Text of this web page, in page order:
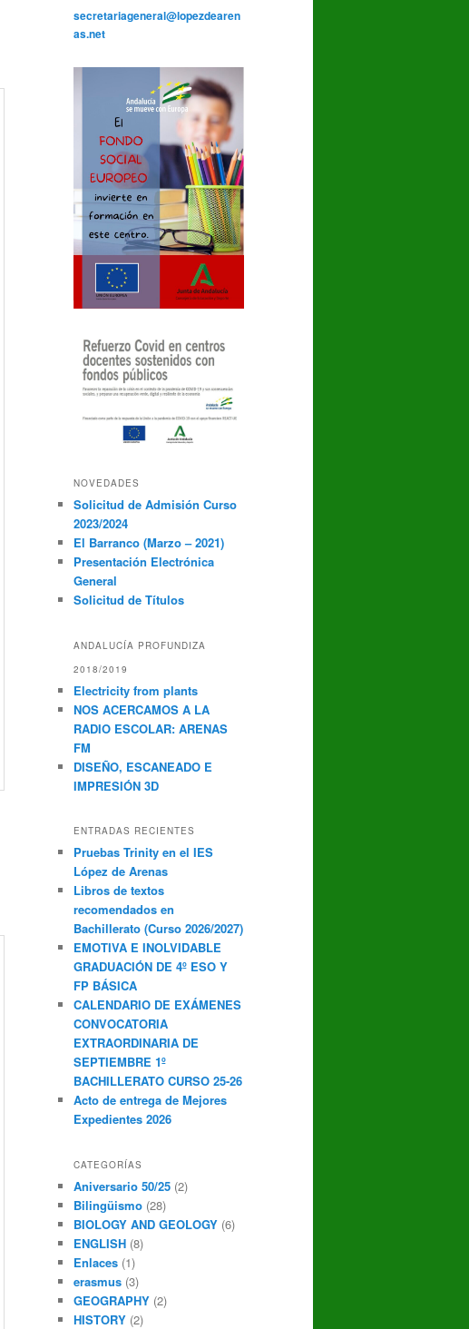
secretariageneral@lopezdearen
as.net
NOVEDADES
Solicitud de Admisión Curso
2023/2024
El Barranco (Marzo – 2021)
Presentación Electrónica
General
Solicitud de Títulos
ANDALUCÍA PROFUNDIZA
2018/2019
Electricity from plants
NOS ACERCAMOS A LA
RADIO ESCOLAR: ARENAS
FM
DISEÑO, ESCANEADO E
IMPRESIÓN 3D
ENTRADAS RECIENTES
Pruebas Trinity en el IES
López de Arenas
Libros de textos
recomendados en
Bachillerato (Curso 2026/2027)
EMOTIVA E INOLVIDABLE
GRADUACIÓN DE 4º ESO Y
FP BÁSICA
CALENDARIO DE EXÁMENES
CONVOCATORIA
EXTRAORDINARIA DE
SEPTIEMBRE 1º
BACHILLERATO CURSO 25-26
Acto de entrega de Mejores
Expedientes 2026
CATEGORÍAS
Aniversario 50/25 (2)
Bilingüismo (28)
BIOLOGY AND GEOLOGY (6)
ENGLISH (8)
Enlaces (1)
erasmus (3)
GEOGRAPHY (2)
HISTORY (2)